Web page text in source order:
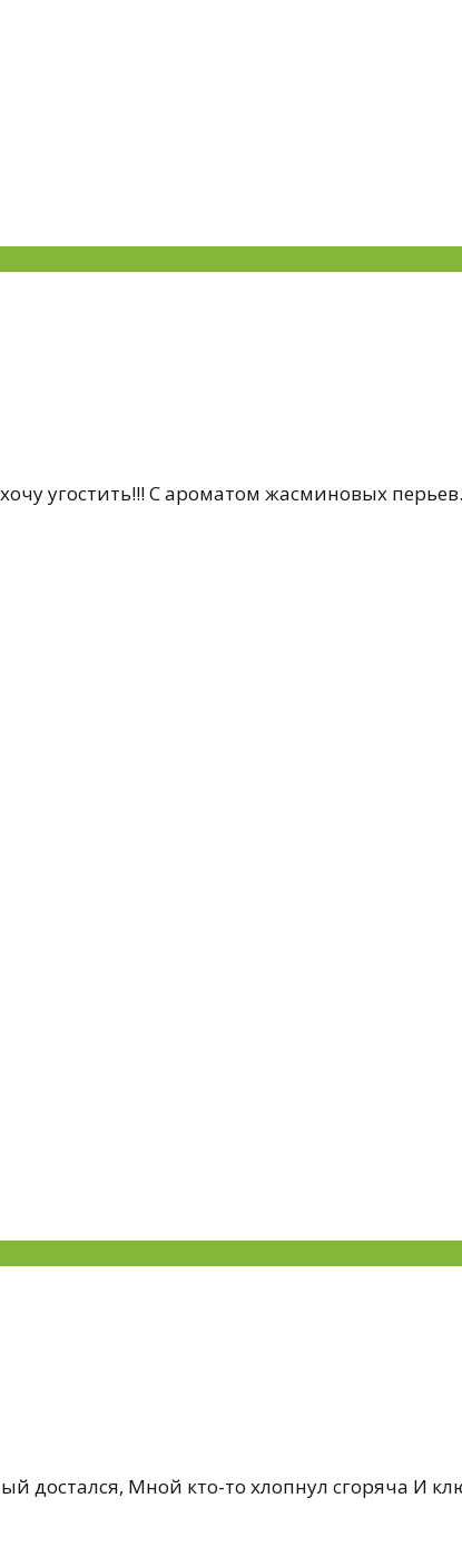
угостить!!! С ароматом жасминовых
достался, Мной кто-то хлопнул сгоряча И